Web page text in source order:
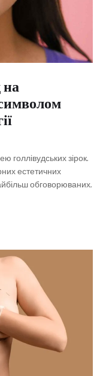
голлівудських зірок.
естетичних
обговорюваних.